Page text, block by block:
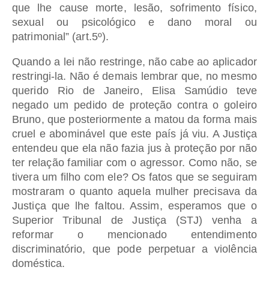
que lhe cause morte, lesão, sofrimento físico,
sexual ou psicológico e dano moral ou
patrimonial” (art.5º).
Quando a lei não restringe, não cabe ao aplicador
restringi-la. Não é demais lembrar que, no mesmo
querido Rio de Janeiro, Elisa Samúdio teve
negado um pedido de proteção contra o goleiro
Bruno, que posteriormente a matou da forma mais
cruel e abominável que este país já viu. A Justiça
entendeu que ela não fazia jus à proteção por não
ter relação familiar com o agressor. Como não, se
tivera um filho com ele? Os fatos que se seguiram
mostraram o quanto aquela mulher precisava da
Justiça que lhe faltou. Assim, esperamos que o
Superior Tribunal de Justiça (STJ) venha a
reformar o mencionado entendimento
discriminatório, que pode perpetuar a violência
doméstica.